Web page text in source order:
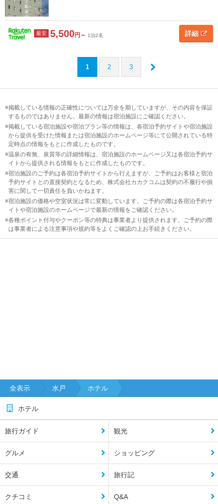
最安 5,500円～ 1泊2名 詳細
1 2 3
掲載している情報の正確性については万全を期していますが、その内容を保証
するものではありません。最新の情報は宿泊施設にご確認ください。
掲載している宿泊施設や宿泊プラン等の情報は、各宿泊予約サイトや宿泊施設
から提供を受けた情報または宿泊施設のホームページ等にて公開されている特
定時点の情報をもとに作成したものです。
温泉の有無、泉質等の詳細情報は、宿泊施設のホームページ又は各宿泊予約サ
イトから提供される情報をもとに作成したものです。
宿泊施設のご予約は各宿泊予約サイトから行えますが、ご予約はお客様と宿泊
予約サイトとの直接契約となるため、株式会社カカクコムは契約の不履行や損
害に関して一切責任を負いかねます。
宿泊施設の価格や空室状況は常に変動しています。ご予約の際は各宿泊予約サ
イトや宿泊施設のホームページで最新の情報をご確認ください。
各種ポイント付与やクーポン等の特典は事業者より提供されます。ご予約の際
は事業者による注意事項や規約等をよくご確認の上お手続きください。
全表示 水戸 ホテル
ホテル
旅行ガイド 観光
グルメ ショッピング
交通 旅行記
クチコミ Q&A